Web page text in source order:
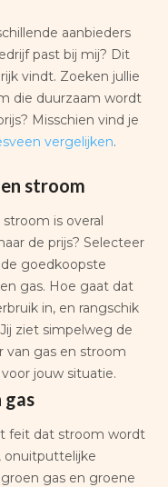
aanbieders
past bij mij? Dit
vindt. Zoeken jullie
die duurzaam wordt
Misschien vind je
vergelijken.
stroom
is overal
de prijs? Selecteer
goedkoopste
gas. Hoe gaat dat
in, en rangschik
ziet simpelweg de
van gas en stroom
jouw situatie.
gas
feit dat stroom wordt
onuitputtelijke
gas en groene